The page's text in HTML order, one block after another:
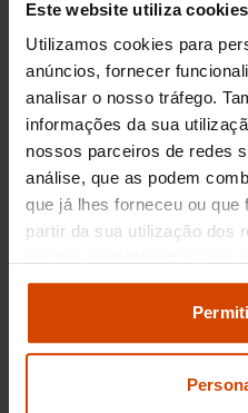
Este website utiliza cookies
Utilizamos cookies para
anúncios, fornecer
analisar o nosso tráfego.
informações da sua
nossos parceiros de redes
análise, que as podem
que já lhes forneceu ou
partir da sua utilização dos
Pode modificar as suas
definições
definições e saber mais na
de infotainment mais
smartphone, e
condutor de última
combinam-se para
experiência de
NaFlexicar, cada
é uma garantia de
proporcionando aos
uma escolha de
Preço dos
Desportivo
Desportivo